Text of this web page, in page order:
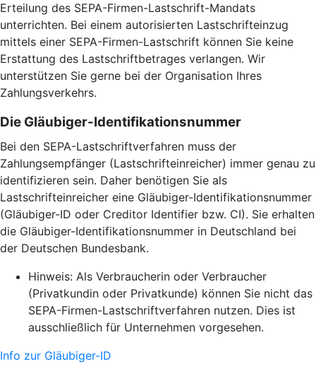
Erteilung des SEPA-Firmen-Lastschrift-Mandats
unterrichten. Bei einem autorisierten Lastschrifteinzug
mittels einer SEPA-Firmen-Lastschrift können Sie keine
Erstattung des Lastschriftbetrages verlangen. Wir
unterstützen Sie gerne bei der Organisation Ihres
Zahlungsverkehrs.
Die Gläubiger-Identifikationsnummer
Bei den SEPA-Lastschriftverfahren muss der
Zahlungsempfänger (Lastschrifteinreicher) immer genau zu
identifizieren sein. Daher benötigen Sie als
Lastschrifteinreicher eine Gläubiger-Identifikationsnummer
(Gläubiger-ID oder Creditor Identifier bzw. CI). Sie erhalten
die Gläubiger-Identifikationsnummer in Deutschland bei
der Deutschen Bundesbank.
Hinweis: Als Verbraucherin oder Verbraucher
(Privatkundin oder Privatkunde) können Sie nicht das
SEPA-Firmen-Lastschriftverfahren nutzen. Dies ist
ausschließlich für Unternehmen vorgesehen.
Info zur Gläubiger-ID